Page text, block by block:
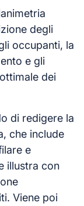
degli
occupanti, la
e gli
dei
di redigere la
che include
e
illustra con
Viene poi